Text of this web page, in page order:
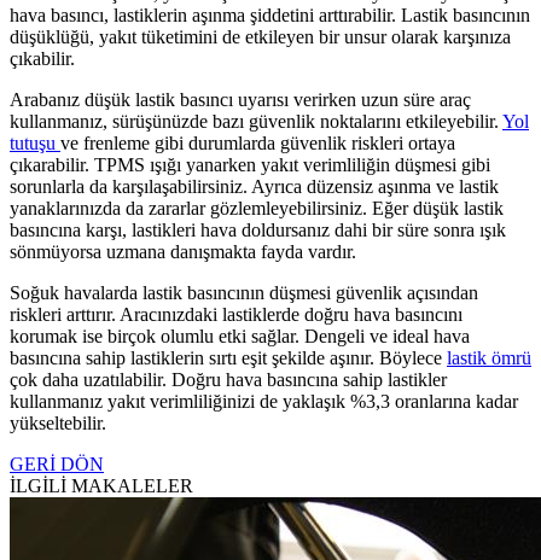
hava basıncı, lastiklerin aşınma şiddetini arttırabilir. Lastik basıncının
düşüklüğü, yakıt tüketimini de etkileyen bir unsur olarak karşınıza
çıkabilir.
Arabanız düşük lastik basıncı uyarısı verirken uzun süre araç
kullanmanız, sürüşünüzde bazı güvenlik noktalarını etkileyebilir. Yol
tutuşu ve frenleme gibi durumlarda güvenlik riskleri ortaya
çıkarabilir. TPMS ışığı yanarken yakıt verimliliğin düşmesi gibi
sorunlarla da karşılaşabilirsiniz. Ayrıca düzensiz aşınma ve lastik
yanaklarınızda da zararlar gözlemleyebilirsiniz. Eğer düşük lastik
basıncına karşı, lastikleri hava doldursanız dahi bir süre sonra ışık
sönmüyorsa uzmana danışmakta fayda vardır.
Soğuk havalarda lastik basıncının düşmesi güvenlik açısından
riskleri arttırır. Aracınızdaki lastiklerde doğru hava basıncını
korumak ise birçok olumlu etki sağlar. Dengeli ve ideal hava
basıncına sahip lastiklerin sırtı eşit şekilde aşınır. Böylece lastik ömrü
çok daha uzatılabilir. Doğru hava basıncına sahip lastikler
kullanmanız yakıt verimliliğinizi de yaklaşık %3,3 oranlarına kadar
yükseltebilir.
GERİ DÖN
İLGİLİ MAKALELER